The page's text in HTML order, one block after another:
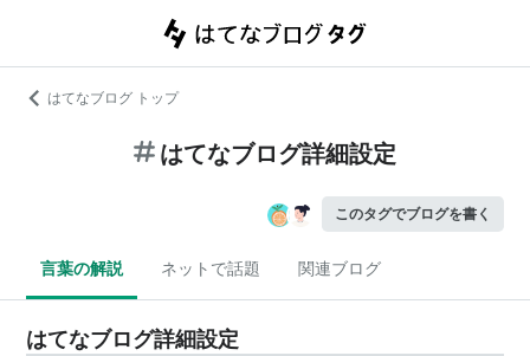
はてなブログ トップ
はてなブログ詳細設定
このタグでブログを書く
言葉の解説 ネットで話題 関連ブログ
はてなブログ詳細設定